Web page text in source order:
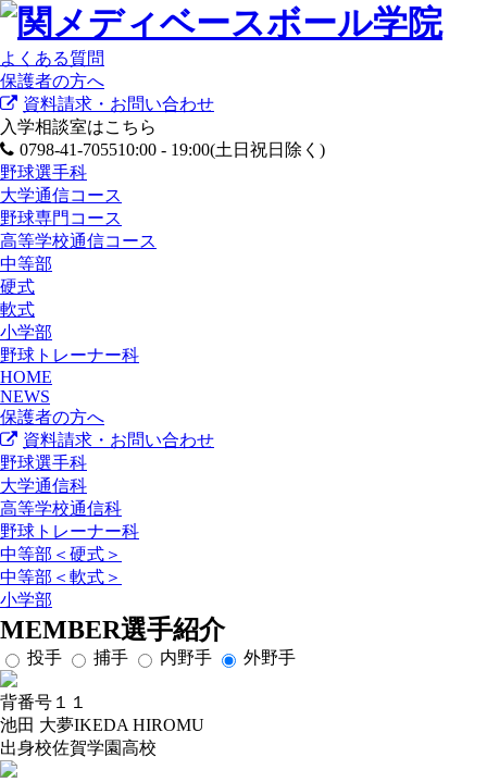
よくある質問
保護者の方へ
資料請求・お問い合わせ
入学相談室はこちら
0798-41-705510:00 - 19:00(土日祝日除く)
野球選手科
大学通信コース
野球専門コース
高等学校通信コース
中等部
硬式
軟式
小学部
野球トレーナー科
HOME
NEWS
保護者の方へ
資料請求・お問い合わせ
野球選手科
大学通信科
高等学校通信科
野球トレーナー科
中等部＜硬式＞
中等部＜軟式＞
小学部
MEMBER選手紹介
投手 捕手 内野手 外野手
背番号 １１
池田 大夢IKEDA HIROMU
出身校佐賀学園高校